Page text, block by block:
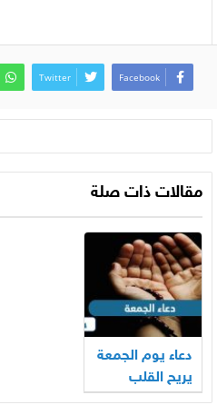
Facebook
Twitter
مقالات ذات صلة
دعاء يوم الجمعة
يريح القلب